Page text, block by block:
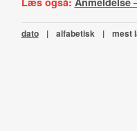
dato | alfabetisk | mest